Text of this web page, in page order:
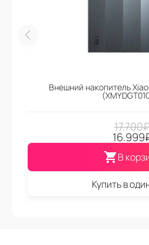
Внешний накопитель
17.700
16.999
В
Купить в